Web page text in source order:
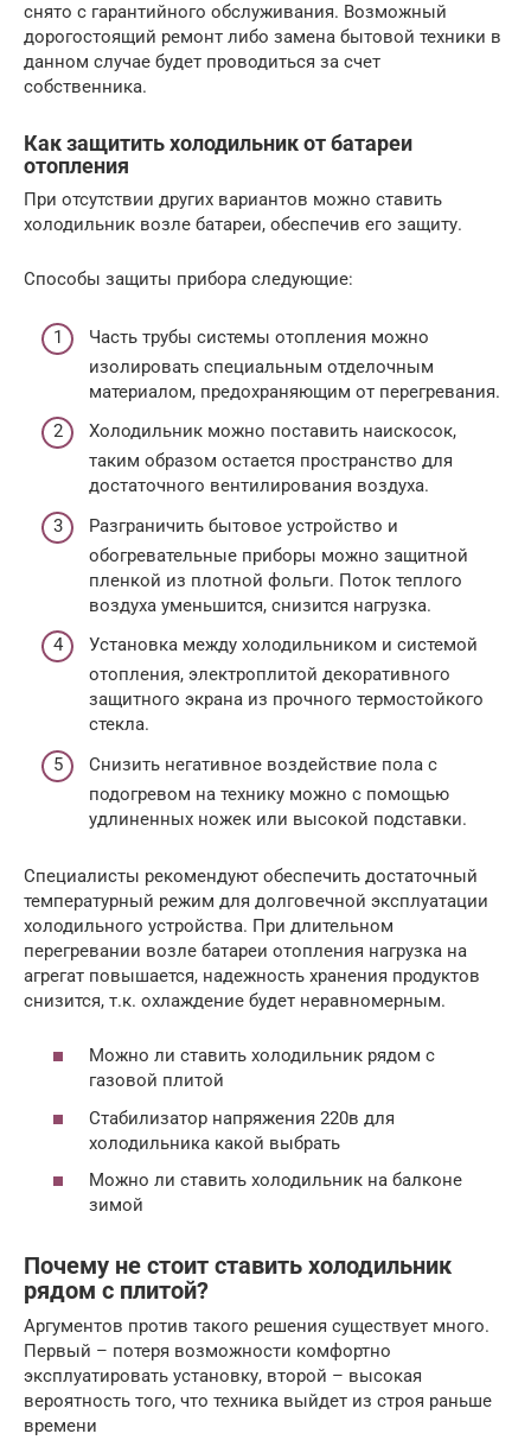
снято с гарантийного обслуживания. Возможный
дорогостоящий ремонт либо замена бытовой техники в
данном случае будет проводиться за счет
собственника.
Как защитить холодильник от батареи
отопления
При отсутствии других вариантов можно ставить
холодильник возле батареи, обеспечив его защиту.
Способы защиты прибора следующие:
Часть трубы системы отопления можно
изолировать специальным отделочным
материалом, предохраняющим от перегревания.
Холодильник можно поставить наискосок,
таким образом остается пространство для
достаточного вентилирования воздуха.
Разграничить бытовое устройство и
обогревательные приборы можно защитной
пленкой из плотной фольги. Поток теплого
воздуха уменьшится, снизится нагрузка.
Установка между холодильником и системой
отопления, электроплитой декоративного
защитного экрана из прочного термостойкого
стекла.
Снизить негативное воздействие пола с
подогревом на технику можно с помощью
удлиненных ножек или высокой подставки.
Специалисты рекомендуют обеспечить достаточный
температурный режим для долговечной эксплуатации
холодильного устройства. При длительном
перегревании возле батареи отопления нагрузка на
агрегат повышается, надежность хранения продуктов
снизится, т.к. охлаждение будет неравномерным.
Можно ли ставить холодильник рядом с
газовой плитой
Стабилизатор напряжения 220в для
холодильника какой выбрать
Можно ли ставить холодильник на балконе
зимой
Почему не стоит ставить холодильник
рядом с плитой?
Аргументов против такого решения существует много.
Первый – потеря возможности комфортно
эксплуатировать установку, второй – высокая
вероятность того, что техника выйдет из строя раньше
времени